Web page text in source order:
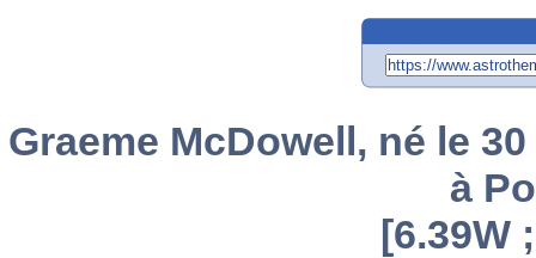
Graeme McDowell, né le
à
[6.39W